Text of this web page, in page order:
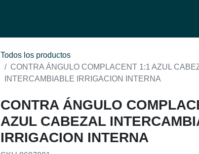
Todos los productos
CONTRA ÁNGULO COMPLACENT 1:1 AZUL
INTERCAMBIABLE IRRIGACION INTERNA
CONTRA ÁNGULO
AZUL CABEZAL
IRRIGACION INTERNA